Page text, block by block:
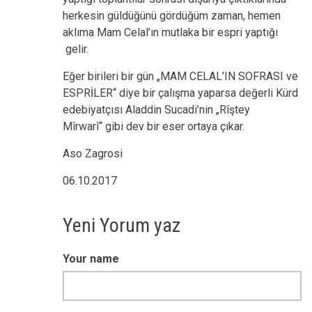
herkesin güldüğünü gördüğüm zaman, hemen
aklıma Mam Celal’ın mutlaka bir espri yaptığı
gelir.
Eğer birileri bir gün „MAM CELAL’IN SOFRASI ve
ESPRİLER“ diye bir çalışma yaparsa değerli Kürd
edebiyatçısı Aladdin Sucadi’nin „Rîştey
Mîrwarî“ gibi dev bir eser ortaya çıkar.
Aso Zagrosi
06.10.2017
Yeni Yorum yaz
Your name